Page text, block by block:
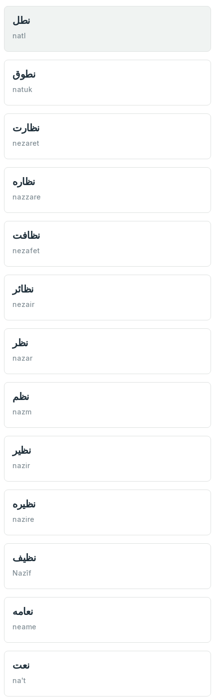
نطل
natl
نطوق
natuk
نظارت
nezaret
نظاره
nazzare
نظافت
nezafet
نظائر
nezair
نظر
nazar
نظم
nazm
نظير
nazir
نظيره
nazire
نظيف
Nazîf
نعامه
neame
نعت
na't